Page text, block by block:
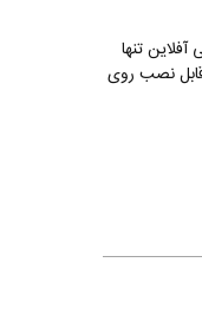
تنها
نصب روی